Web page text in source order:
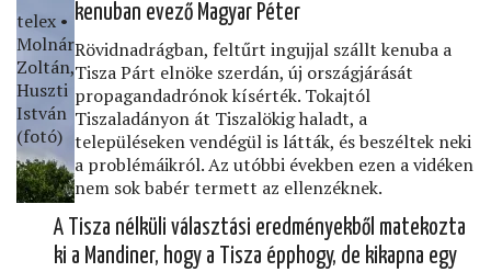
telex •
Molnár
Zoltán,
Huszti
István
(fotó)
kenuban evező Magyar Péter
Rövidnadrágban, feltűrt ingujjal szállt kenuba a
Tisza Párt elnöke szerdán, új országjárását
propagandadrónok kísérték. Tokajtól
Tiszaladányon át Tiszalökig haladt, a
településeken vendégül is látták, és beszéltek neki
a problémáikról. Az utóbbi években ezen a vidéken
nem sok babér termett az ellenzéknek.
A Tisza nélküli választási eredményekből matekozta
ki a Mandiner, hogy a Tisza épphogy, de kikapna egy